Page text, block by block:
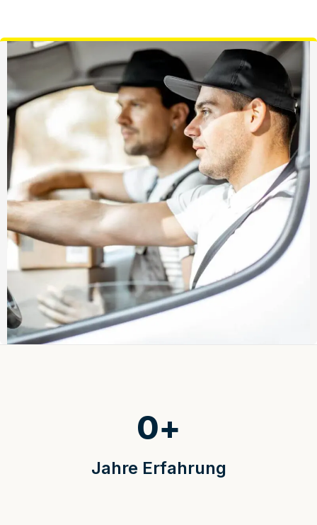
Jahre Erfahrung
0+